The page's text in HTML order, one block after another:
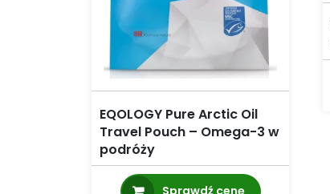
EQOLOGY Pure Arctic Oil
Travel Pouch – Omega-3 w
podróży